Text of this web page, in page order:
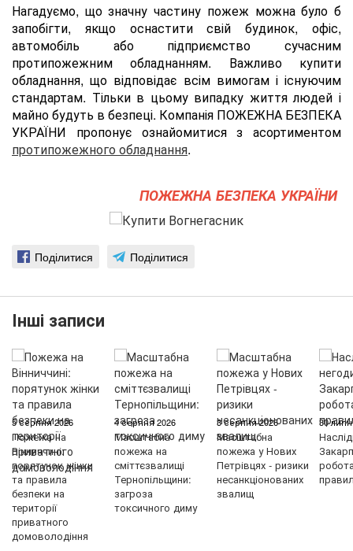
Нагадуємо, що значну частину пожеж можна було б
запобігти, якщо оснастити свій будинок, офіс,
автомобіль або підприємство сучасним
протипожежним обладнанням. Важливо купити
обладнання, що відповідає всім вимогам і існуючим
стандартам. Тільки в цьому випадку життя людей і
майно будуть в безпеці. Компанія ПОЖЕЖНА БЕЗПЕКА
УКРАЇНИ пропонує ознайомитися з асортиментом
протипожежного обладнання.
ПОЖЕЖНА БЕЗПЕКА УКРАЇНИ
Поділитися Поділитися
Інші записи
5 серпня 2026
Пожежа на
Вінниччині:
порятунок жінки
та правила
безпеки на
території
приватного
домоволодіння
4 серпня 2026
Масштабна
пожежа на
сміттєзвалищі
Тернопільщини:
загроза
токсичного диму
3 серпня 2026
Масштабна
пожежа у Нових
Петрівцях - ризики
несанкціонованих
звалищ
30